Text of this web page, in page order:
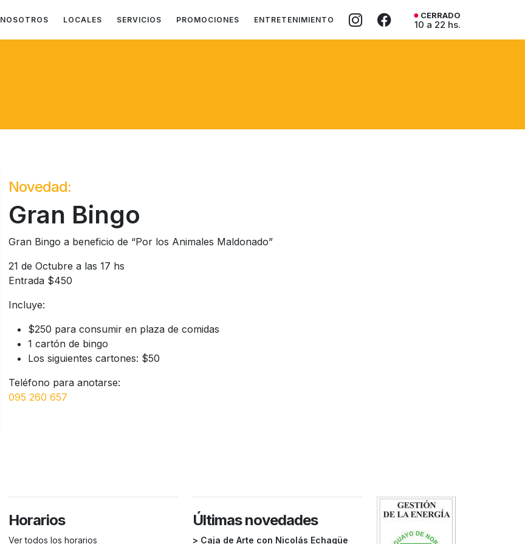
NOSOTROS LOCALES SERVICIOS PROMOCIONES ENTRETENIMIENTO CERRADO
10 a 22 hs.
Novedad:
Gran Bingo
Gran Bingo a beneficio de “Por los Animales Maldonado”
21 de Octubre a las 17 hs
Entrada $450
Incluye:
$250 para consumir en plaza de comidas
1 cartón de bingo
Los siguientes cartones: $50
Teléfono para anotarse:
095 260 657
Horarios
Ver todos los horarios
Últimas novedades
> Caja de Arte con Nicolás Echagüe